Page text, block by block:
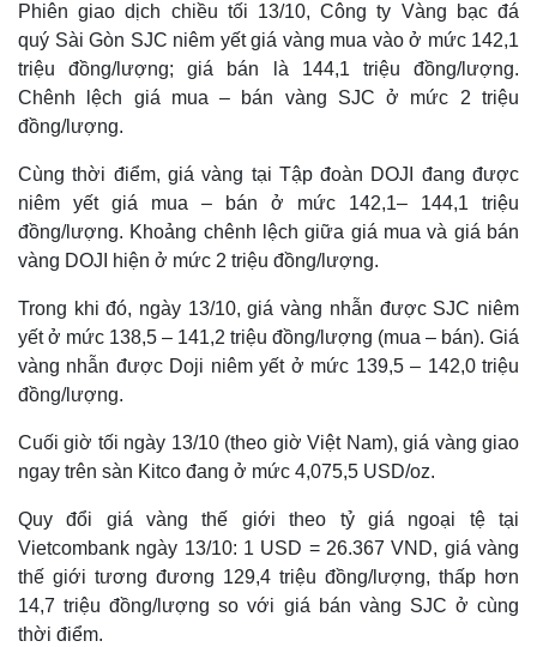
Thế giới
Cuộc sống đó đây
Hồ sơ
Multimedia
Ảnh
E-Magazine
Infographic
Phiên giao dịch chiều tối 13/10, Công ty Vàng bạc đá
quý Sài Gòn SJC niêm yết giá vàng mua vào ở mức 142,1
triệu đồng/lượng; giá bán là 144,1 triệu đồng/lượng.
Chênh lệch giá mua – bán vàng SJC ở mức 2 triệu
đồng/lượng.
Cùng thời điểm, giá vàng tại Tập đoàn DOJI đang được
niêm yết giá mua – bán ở mức 142,1– 144,1 triệu
đồng/lượng. Khoảng chênh lệch giữa giá mua và giá bán
vàng DOJI hiện ở mức 2 triệu đồng/lượng.
Trong khi đó, ngày 13/10, giá vàng nhẫn được SJC niêm
yết ở mức 138,5 – 141,2 triệu đồng/lượng (mua – bán). Giá
vàng nhẫn được Doji niêm yết ở mức 139,5 – 142,0 triệu
đồng/lượng.
Cuối giờ tối ngày 13/10 (theo giờ Việt Nam), giá vàng giao
ngay trên sàn Kitco đang ở mức 4,075,5 USD/oz.
Quy đổi giá vàng thế giới theo tỷ giá ngoại tệ tại
Vietcombank ngày 13/10: 1 USD = 26.367 VND, giá vàng
thế giới tương đương 129,4 triệu đồng/lượng, thấp hơn
14,7 triệu đồng/lượng so với giá bán vàng SJC ở cùng
thời điểm.